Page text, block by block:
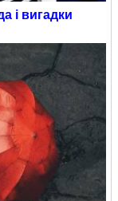
і вигадки